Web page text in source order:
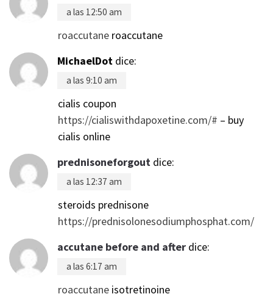
a las 12:50 am
roaccutane roaccutane
MichaelDot dice:
a las 9:10 am
cialis coupon
https://cialiswithdapoxetine.com/# – buy
cialis online
prednisoneforgout dice:
a las 12:37 am
steroids prednisone
https://prednisolonesodiumphosphat.com/
accutane before and after dice:
a las 6:17 am
roaccutane isotretinoine